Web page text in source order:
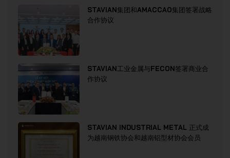
STAVIAN集团和AMACCAO集团签署战略
合作协议
STAVIAN工业金属与FECON签署商业合
作协议
STAVIAN INDUSTRIAL METAL 正式成
为越南钢铁协会和越南铝型材协会会员